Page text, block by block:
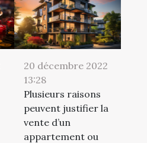
20 décembre 2022
13:28
Plusieurs raisons
peuvent justifier la
vente d’un
appartement ou